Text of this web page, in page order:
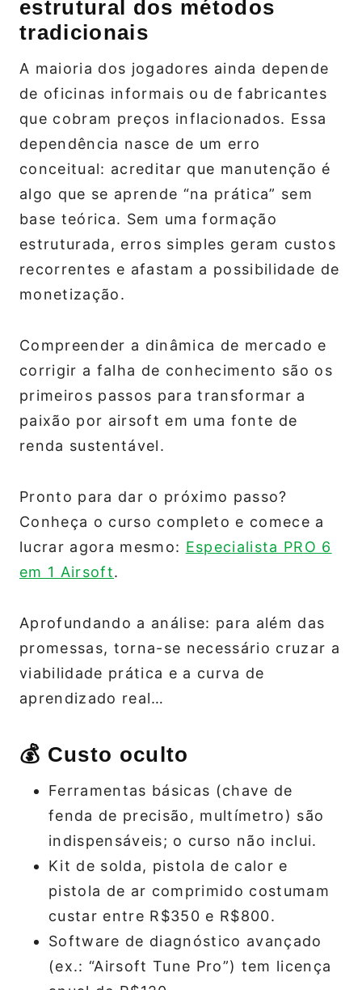
estrutural dos métodos
tradicionais
A maioria dos jogadores ainda depende
de oficinas informais ou de fabricantes
que cobram preços inflacionados. Essa
dependência nasce de um erro
conceitual: acreditar que manutenção é
algo que se aprende “na prática” sem
base teórica. Sem uma formação
estruturada, erros simples geram custos
recorrentes e afastam a possibilidade de
monetização.
Compreender a dinâmica de mercado e
corrigir a falha de conhecimento são os
primeiros passos para transformar a
paixão por airsoft em uma fonte de
renda sustentável.
Pronto para dar o próximo passo?
Conheça o curso completo e comece a
lucrar agora mesmo: Especialista PRO 6
em 1 Airsoft.
Aprofundando a análise: para além das
promessas, torna-se necessário cruzar a
viabilidade prática e a curva de
aprendizado real…
💰 Custo oculto
Ferramentas básicas (chave de
fenda de precisão, multímetro) são
indispensáveis; o curso não inclui.
Kit de solda, pistola de calor e
pistola de ar comprimido costumam
custar entre R$350 e R$800.
Software de diagnóstico avançado
(ex.: “Airsoft Tune Pro”) tem licença